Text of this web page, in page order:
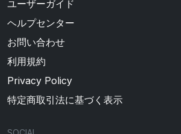
ユーザーガイド
ヘルプセンター
お問い合わせ
利用規約
Privacy Policy
特定商取引法に基づく表示